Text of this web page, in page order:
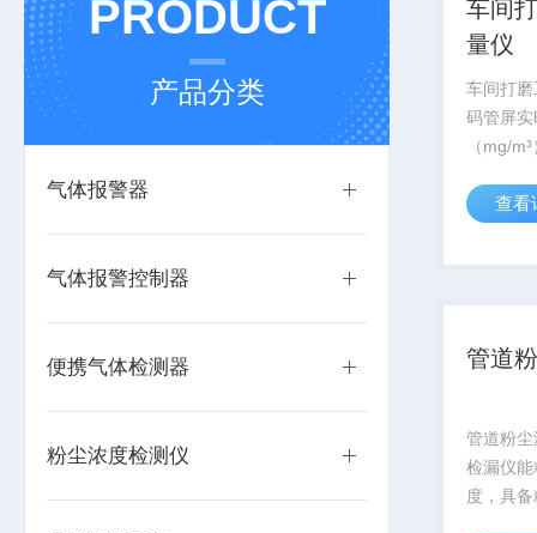
PRODUCT
产品分类
气体报警器
气体报警控制器
便携气体检测器
粉尘浓度检测仪
车间
量仪
车间打
码管屏
（mg/
减技术
标准三
查看
管道
管道粉
检漏仪
度，具